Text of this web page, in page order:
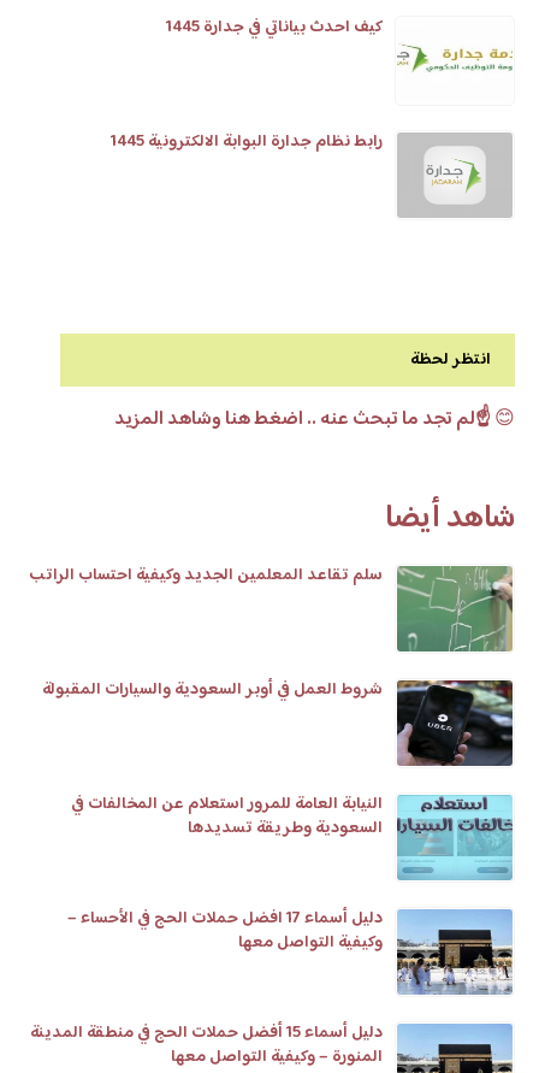
كيف احدث بياناتي في جدارة 1445
رابط نظام جدارة البوابة الالكترونية 1445
انتظر لحظة
😊☝️لم تجد ما تبحث عنه .. اضغط هنا وشاهد المزيد
شاهد أيضا
سلم تقاعد المعلمين الجديد وكيفية احتساب الراتب
شروط العمل في أوبر السعودية والسيارات المقبولة
النيابة العامة للمرور استعلام عن المخالفات في
السعودية وطريقة تسديدها
دليل أسماء 17 افضل حملات الحج في الأحساء –
وكيفية التواصل معها
دليل أسماء 15 أفضل حملات الحج في منطقة المدينة
المنورة – وكيفية التواصل معها